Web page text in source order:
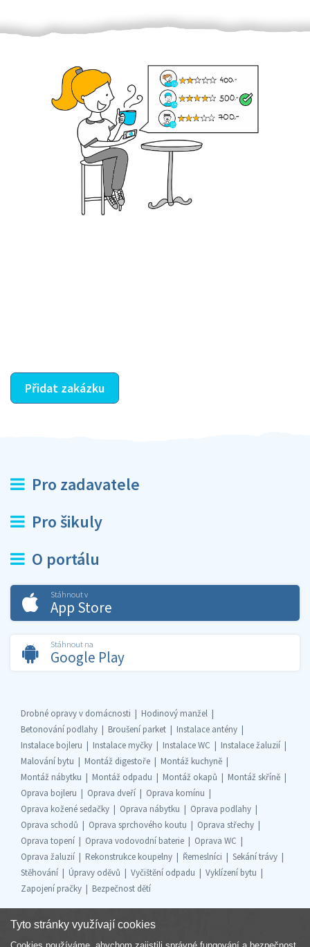
Přidat zakázku
Pro zadavatele
Pro šikuly
O portálu
Stáhnout v
App Store
Stáhnout na
Google Play
Drobné opravy v domácnosti
Hodinový manžel
Betonování podlahy
Broušení parket
Instalace antény
Instalace bojleru
Instalace myčky Instalace WC
Instalace žaluzií
Malování bytu
Montáž digestoře
Montáž kuchyně
Montáž nábytku
Montáž odpadu Montáž okapů
Montáž skříně
Oprava bojleru
Oprava dveří
Oprava komínu
Oprava kožené sedačky
Oprava nábytku
Oprava podlahy
Oprava schodů
Oprava sprchového koutu
Oprava střechy
Oprava topení
Oprava vodovodní baterie
Oprava WC
Oprava žaluzií
Rekonstrukce koupelny Řemeslníci
Sekání trávy
Stěhování
Úpravy oděvů Vyčištění odpadu
Vyklízení bytu
Zapojení pračky
Bezpečnost dětí
Tyto stránky využívají cookies